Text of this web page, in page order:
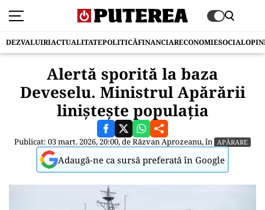
DEZVALUIRIACTUALITATEPOLITICĂFINANCIARECONOMIESOCIAL
Alertă sporită la baza
Deveselu. Ministrul Apărării
liniștește populația
Publicat: 03 mart. 2026, 20:00, deRăzvan Aprozeanu, în APĂRARE
Adaugă-ne ca sursă preferată în Google